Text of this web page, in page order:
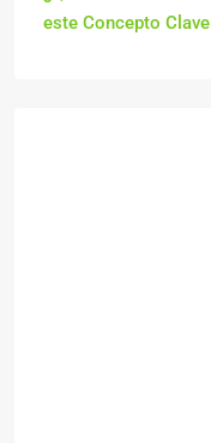
este Concepto Clave